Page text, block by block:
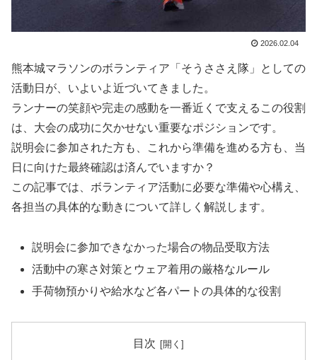
2026.02.04
熊本城マラソンのボランティア「そうささえ隊」としての
活動日が、いよいよ近づいてきました。
ランナーの笑顔や完走の感動を一番近くで支えるこの役割
は、大会の成功に欠かせない重要なポジションです。
説明会に参加された方も、これから準備を進める方も、当
日に向けた最終確認は済んでいますか？
この記事では、ボランティア活動に必要な準備や心構え、
各担当の具体的な動きについて詳しく解説します。
説明会に参加できなかった場合の物品受取方法
活動中の寒さ対策とウェア着用の厳格なルール
手荷物預かりや給水など各パートの具体的な役割
目次